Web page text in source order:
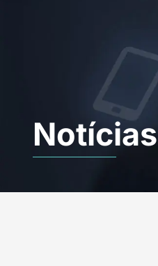
Notícias